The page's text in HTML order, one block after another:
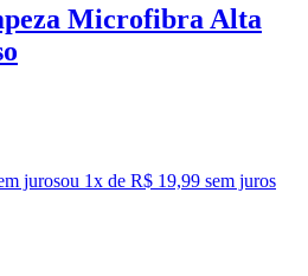
Microfibra Alta
jurosou 1x de R$ 19,99 sem juros